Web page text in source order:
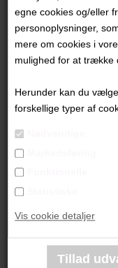
egne cookies og/eller
personoplysninger,
mere om cookies i
mulighed for at trække
Herunder kan du
forskellige typer af
Vis cookie detaljer
4.000,00DKK
"Lykkeridder 1"
40x30 cm.
Ikke indrammet